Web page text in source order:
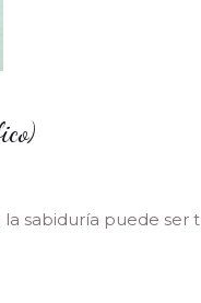
sabiduría puede